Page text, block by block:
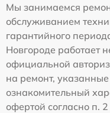
Мы занимаемся
обслуживанием
гарантийного
Новгороде работает
официальной
на ремонт,
ознакомительный
офертой согласно п.